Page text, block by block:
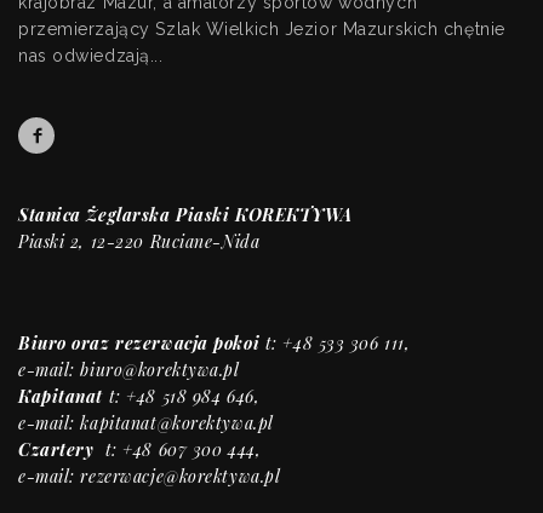
przemierzający Szlak Wielkich Jezior Mazurskich chętnie
nas odwiedzają...
Stanica Żeglarska Piaski KOREKTYWA
Piaski 2, 12-220 Ruciane-Nida
Biuro oraz rezerwacja pokoi t: +48 533 306 111,
e-mail:biuro@korektywa.pl
Kapitanat t: +48 518 984 646,
e-mail:kapitanat@korektywa.pl
Czartery t: +48 607 300 444,
e-mail:rezerwacje@korektywa.pl